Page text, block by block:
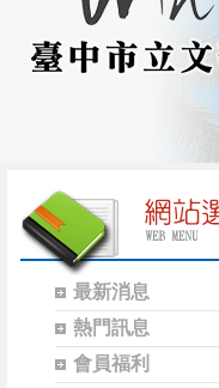
最新消息
熱門訊息
會員福利